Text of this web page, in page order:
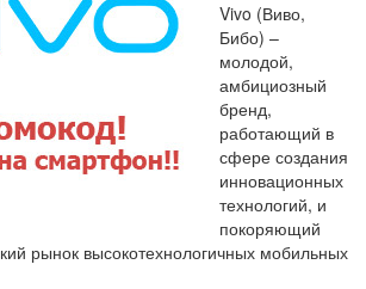
Vivo (Виво,
Бибо) –
молодой,
амбициозный
бренд,
работающий в
сфере создания
инновационных
технологий, и
покоряющий
рынок высокотехнологичных мобильных